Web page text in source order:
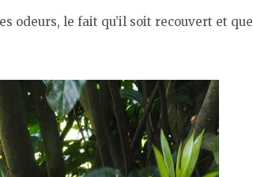
odeurs, le fait qu’il soit recouvert et que